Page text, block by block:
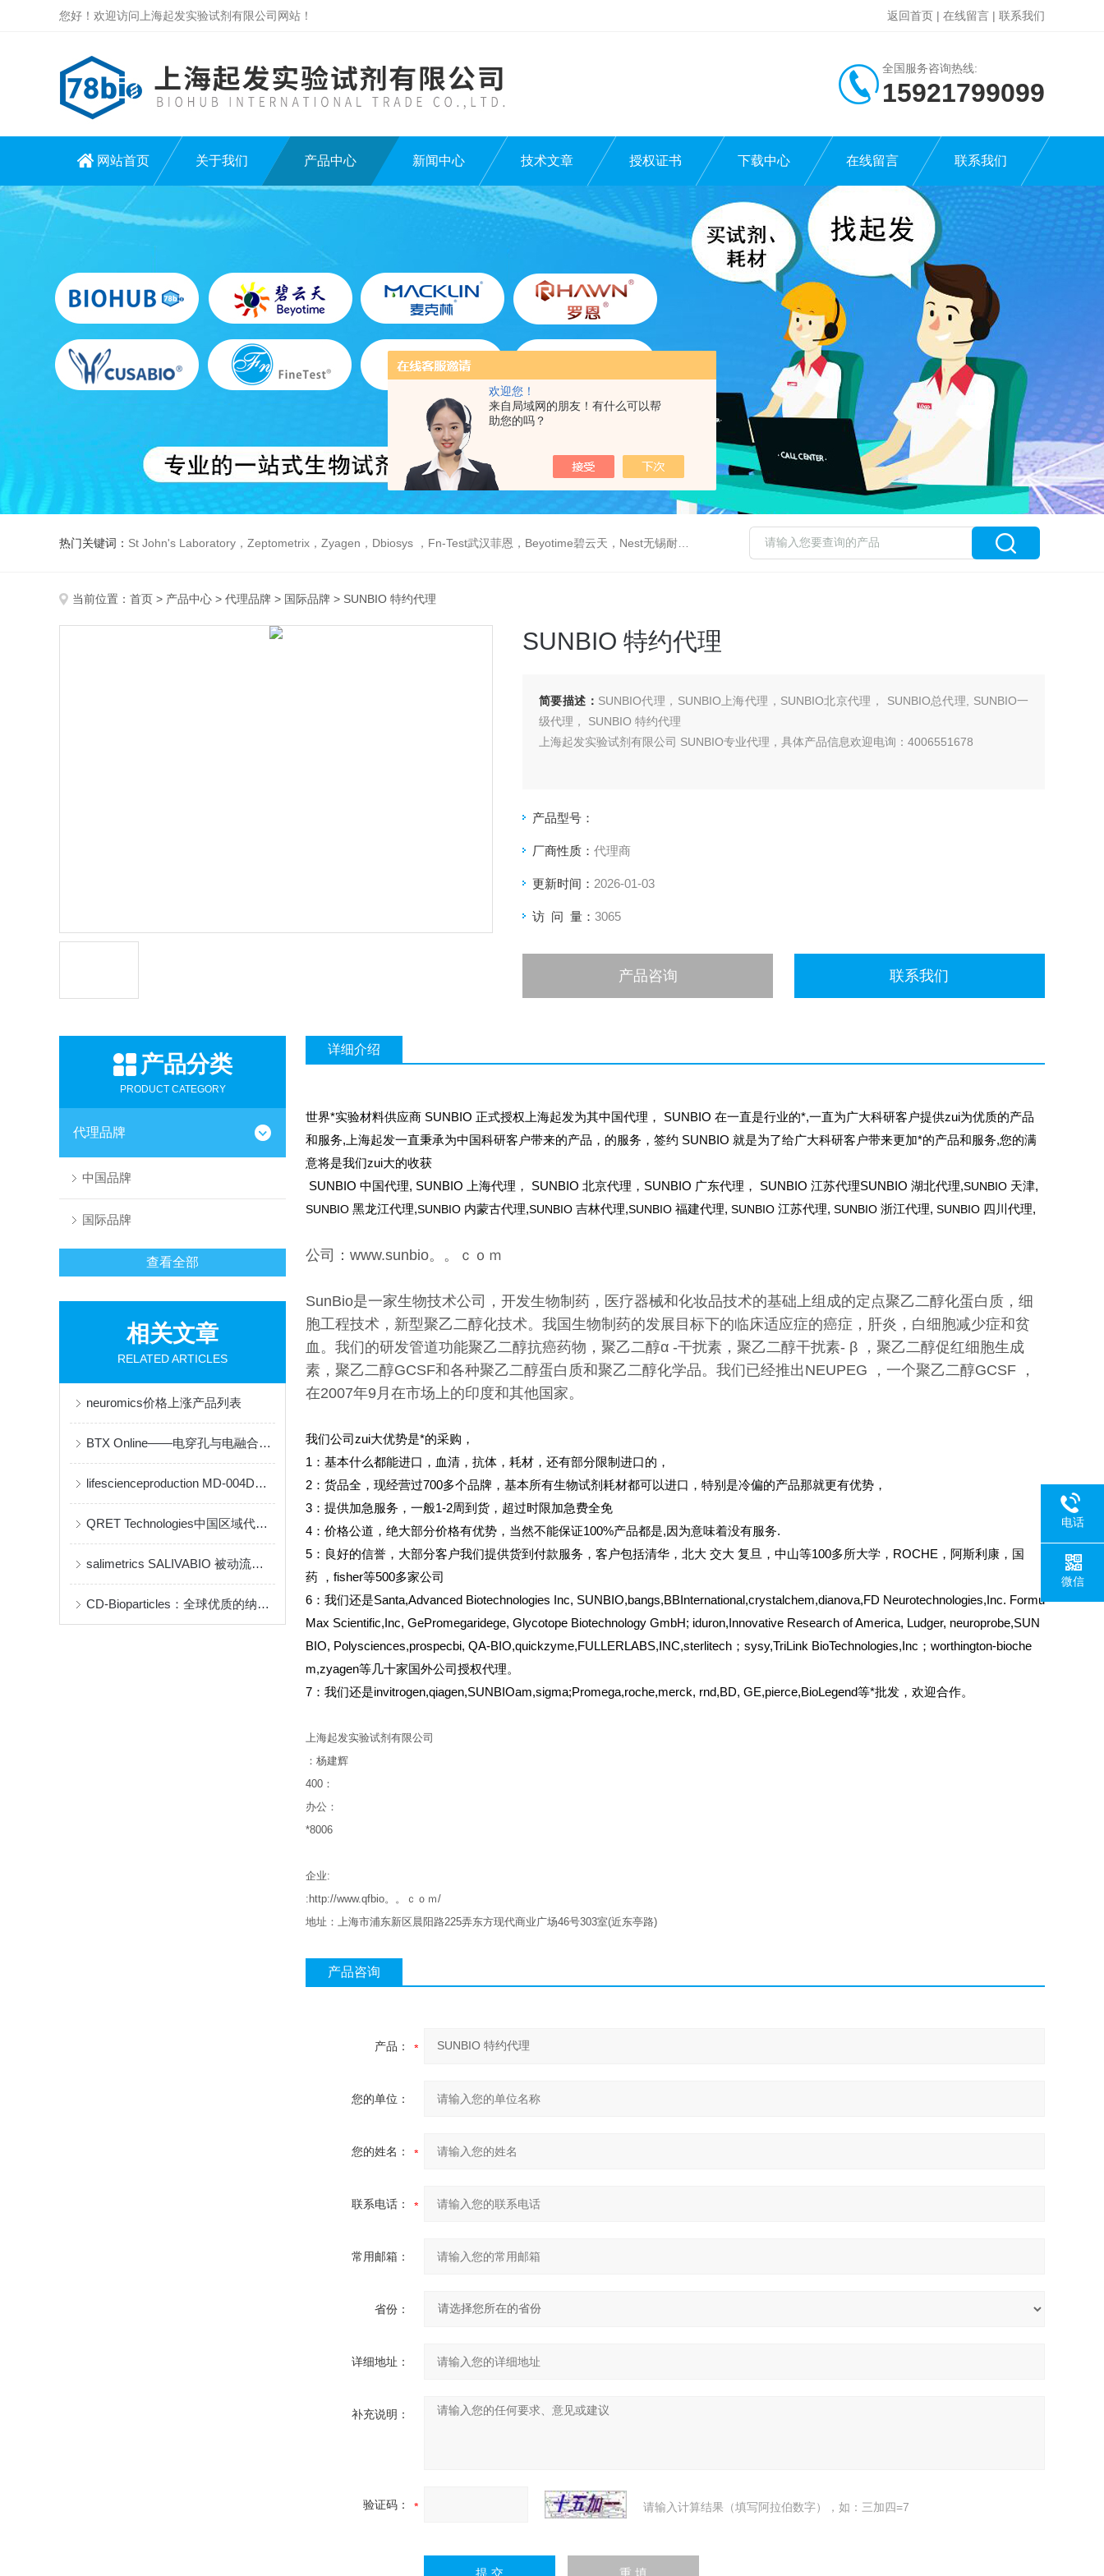
欢迎您！
来自局域网的朋友！有什么可以帮
助您的吗？
您好！欢迎访问上海起发实验试剂有限公司网站！ 返回首页 | 在线留言 | 联系我们
全国服务咨询热线:
15921799099
网站首页 关于我们 产品中心 新闻中心 技术文章 授权证书 下载中心 在线留言 联系我们
热门关键词： St John's Laboratory，Zeptometrix，Zyagen，Dbiosys ，Fn-Test武汉菲恩，Beyotime碧云天，Nest无锡耐思，Elabscience伊莱瑞特，Macklin麦克林生物，Cobioer科佰生物
当前位置： 首页 > 产品中心 > 代理品牌 > 国际品牌 > SUNBIO 特约代理
SUNBIO 特约代理
简要描述： SUNBIO代理，SUNBIO上海代理，SUNBIO北京代理， SUNBIO总代理, SUNBIO一
级代理， SUNBIO 特约代理
上海起发实验试剂有限公司 SUNBIO专业代理，具体产品信息欢迎电询：4006551678
产品型号：
厂商性质： 代理商
更新时间： 2026-01-03
访 问 量： 3065
产品咨询 联系我们
产品分类
PRODUCT CATEGORY
代理品牌
中国品牌
国际品牌
查看全部
相关文章
RELATED ARTICLES
neuromics价格上涨产品列表
BTX Online——电穿孔与电融合技术的先锋品牌
lifescienceproduction MD-004D说明书
QRET Technologies中国区域代理商及品牌介绍(qrettech特约代理)
salimetrics ​SALIVABIO 被动流口水法
CD-Bioparticles：全球优质的纳米药物递送与生物材料研发平台
详细介绍
世界*实验材料供应商 SUNBIO 正式授权上海起发为其中国代理， SUNBIO 在一直是行业的*,一直为广大科研客户提供zui为优质的产品
和服务,上海起发一直秉承为中国科研客户带来的产品，的服务，签约 SUNBIO 就是为了给广大科研客户带来更加*的产品和服务,您的满
意将是我们zui大的收获
SUNBIO 中国代理, SUNBIO 上海代理， SUNBIO 北京代理，SUNBIO 广东代理， SUNBIO 江苏代理SUNBIO 湖北代理,SUNBIO 天津,
SUNBIO 黑龙江代理,SUNBIO 内蒙古代理,SUNBIO 吉林代理,SUNBIO 福建代理, SUNBIO 江苏代理, SUNBIO 浙江代理, SUNBIO 四川代理,
公司：www.sunbio。。ｃｏｍ
SunBio是一家生物技术公司，开发生物制药，医疗器械和化妆品技术的基础上组成的定点聚乙二醇化蛋白质，细
胞工程技术，新型聚乙二醇化技术。我国生物制药的发展目标下的临床适应症的癌症，肝炎，白细胞减少症和贫
血。我们的研发管道功能聚乙二醇抗癌药物，聚乙二醇α -干扰素，聚乙二醇干扰素- β ，聚乙二醇促红细胞生成
素，聚乙二醇GCSF和各种聚乙二醇蛋白质和聚乙二醇化学品。我们已经推出NEUPEG ，一个聚乙二醇GCSF ，
在2007年9月在市场上的印度和其他国家。
我们公司zui大优势是*的采购，
1 ：基本什么都能进口，血清，抗体，耗材，还有部分限制进口的，
2 ：货品全，现经营过700多个品牌，基本所有生物试剂耗材都可以进口，特别是冷偏的产品那就更有优势，
3 ：提供加急服务，一般1-2周到货，超过时限加急费全免
4 ：价格公道，绝大部分价格有优势，当然不能保证100%产品都是,因为意味着没有服务.
5 ：良好的信誉，大部分客户我们提供货到付款服务，客户包括清华，北大 交大 复旦，中山等100多所大学，ROCHE，阿斯利康，国
药
，fisher等500多家公司
6 ：我们还是Santa,Advanced Biotechnologies Inc, SUNBIO,bangs,BBInternational,crystalchem,dianova,FD Neurotechnologies,Inc. Formu
Max Scientific,Inc, GePromegaridege, Glycotope Biotechnology GmbH; iduron,Innovative Research of America, Ludger, neuroprobe,SUN
BIO, Polysciences,prospecbi, QA-BIO,quickzyme,FULLERLABS,INC,sterlitech；sysy,TriLink BioTechnologies,Inc；worthington-bioche
m,zyagen等几十家国外公司授权代理。
7：我们还是invitrogen,qiagen,SUNBIOam,sigma;Promega,roche,merck, rnd,BD, GE,pierce,BioLegend等*批发，欢迎合作。
上海起发实验试剂有限公司
：杨建辉
400 ：
办公：
*8006
企业:
:http://www.qfbio。。ｃｏｍ/
地址：上海市浦东新区晨阳路225弄东方现代商业广场46号303室(近东亭路)
产品咨询
产品：
您的单位：
您的姓名：
联系电话：
常用邮箱：
省份：
详细地址：
补充说明：
验证码： 请输入计算结果（填写阿拉伯数字），如：三加四=7
电话
微信